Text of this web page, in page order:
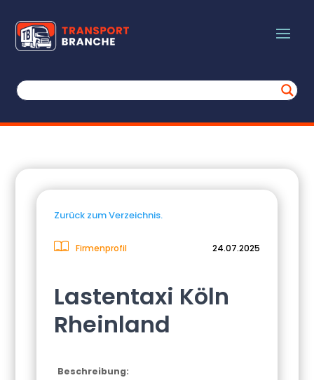
Zurück zum Verzeichnis.
Firmenprofil 24.07.2025
Lastentaxi Köln
Rheinland
Beschreibung: